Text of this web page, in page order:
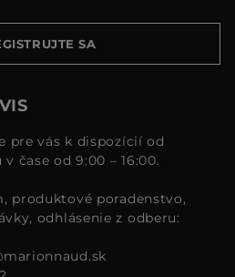
SA
pre vás k dispozícií od
čase od 9:00 – 16:00.
produktové poradenstvo,
odhlásenie z odberu: